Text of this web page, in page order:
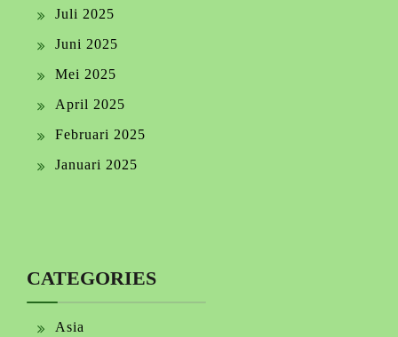
Juli 2025
Juni 2025
Mei 2025
April 2025
Februari 2025
Januari 2025
CATEGORIES
Asia